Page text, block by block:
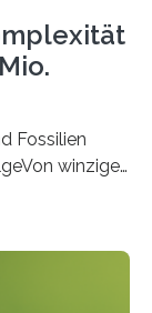
Fossilien
winzigen
Jahren